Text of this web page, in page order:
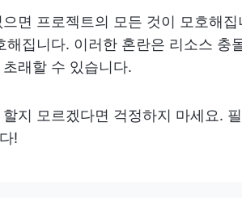
면 프로젝트의 모든 것이 모호해
해집니다. 이러한 혼란은 리소스 충
초래할 수 있습니다.
지 모르겠다면 걱정하지 마세요.
!